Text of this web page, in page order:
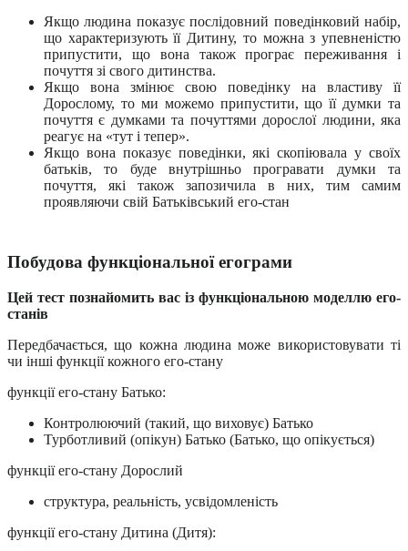
Якщо людина показує послідовний поведінковий набір,
що характеризують її Дитину, то можна з упевненістю
припустити, що вона також програє переживання і
почуття зі свого дитинства.
Якщо вона змінює свою поведінку на властиву її
Дорослому, то ми можемо припустити, що її думки та
почуття є думками та почуттями дорослої людини, яка
реагує на «тут і тепер».
Якщо вона показує поведінки, які скопіювала у своїх
батьків, то буде внутрішньо програвати думки та
почуття, які також запозичила в них, тим самим
проявляючи свій Батьківський его-стан
Побудова функціональної егограми
Цей тест познайомить вас із функціональною моделлю его-
станів
Передбачається, що кожна людина може використовувати ті
чи інші функції кожного его-стану
функції его-стану Батько:
Контролюючий (такий, що виховує) Батько
Турботливий (опікун) Батько (Батько, що опікується)
функції его-стану Дорослий
структура, реальність, усвідомленість
функції его-стану Дитина (Дитя):